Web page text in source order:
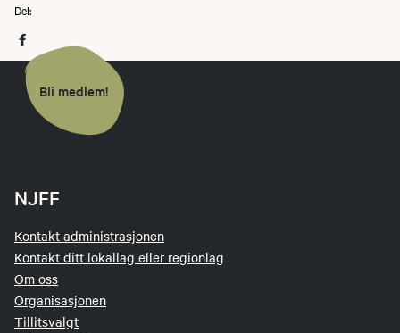
Del:
Bli medlem!
NJFF
Kontakt administrasjonen
Kontakt ditt lokallag eller regionlag
Om oss
Organisasjonen
Tillitsvalgt